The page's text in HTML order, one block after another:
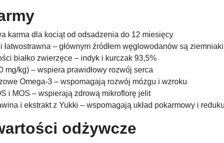
karma dla kociąt od odsadzenia do 12 miesięcy
łatwostrawna – głównym źródłem węglowodanów są ziemniaki
białko zwierzęce – indyk i kurczak 93,5%
mg/kg) – wspiera prawidłowy rozwój serca
Omega-3 – wspomagają rozwój mózgu i wzroku
i MOS – wspierają zdrową mikroflorę jelit
i ekstrakt z Yukki – wspomagają układ pokarmowy i
odżywcze